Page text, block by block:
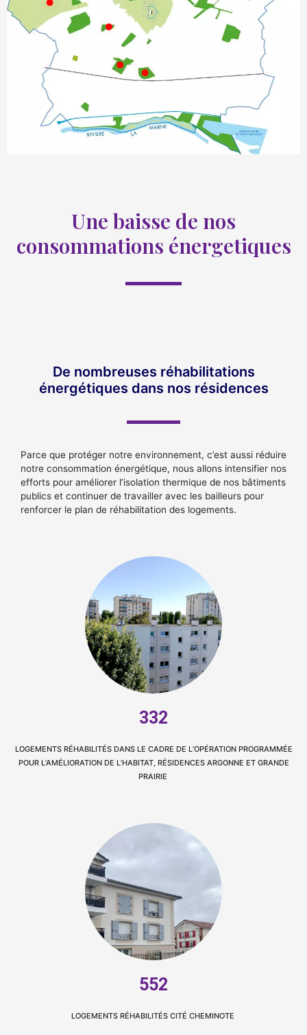
600 m²
Une baisse de nos
consommations énergetiques
De nombreuses réhabilitations
énergétiques dans nos résidences
Parce que protéger notre environnement, c’est aussi réduire
notre consommation énergétique, nous allons intensifier nos
efforts pour améliorer l’isolation thermique de nos bâtiments
publics et continuer de travailler avec les bailleurs pour
renforcer le plan de réhabilitation des logements.
332
LOGEMENTS RÉHABILITÉS DANS LE CADRE DE L’OPÉRATION PROGRAMMÉE
POUR L’AMÉLIORATION DE L’HABITAT, RÉSIDENCES ARGONNE ET GRANDE
PRAIRIE
552
LOGEMENTS RÉHABILITÉS CITÉ CHEMINOTE